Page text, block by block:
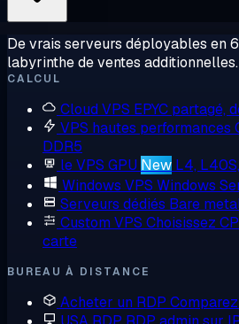
De vrais serveurs déployables en
labyrinthe de ventes additionnelles.
CALCUL
Cloud VPS EPYC partagé,
VPS hautes performances
DDR5
le VPS GPU New L4,
Windows VPS Windows
Serveurs dédiés Bare
Custom VPS Choisissez
carte
BUREAU À DISTANCE
Acheter un RDP